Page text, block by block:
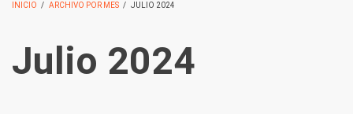
INICIO / ARCHIVO POR MES / JULIO 2024
Julio 2024